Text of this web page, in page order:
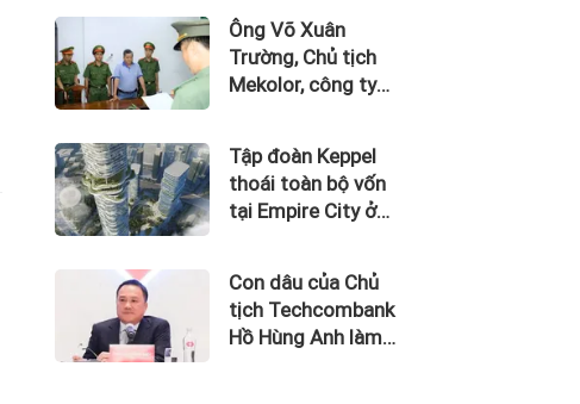
quỹ đất tại dự án
Waterpoint, Izumi
City
Ông Võ Xuân
Trường, Chủ tịch
Mekolor, công ty
sắt cao tốc Bắc
Nam bị bắt
Tập đoàn Keppel
thoái toàn bộ vốn
tại Empire City ở
thu về 270 triệu
USD
Con dâu của Chủ
tịch Techcombank
Hồ Hùng Anh làm